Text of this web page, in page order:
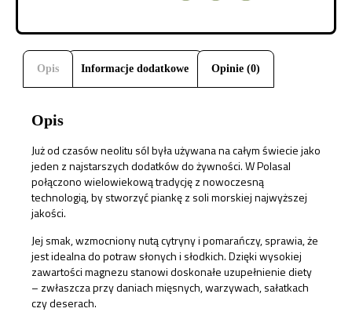
Opis Informacje dodatkowe Opinie (0)
Opis
Już od czasów neolitu sól była używana na całym świecie jako
jeden z najstarszych dodatków do żywności. W Polasal
połączono wielowiekową tradycję z nowoczesną
technologią, by stworzyć piankę z soli morskiej najwyższej
jakości.
Jej smak, wzmocniony nutą cytryny i pomarańczy, sprawia, że
jest idealna do potraw słonych i słodkich. Dzięki wysokiej
zawartości magnezu stanowi doskonałe uzupełnienie diety
– zwłaszcza przy daniach mięsnych, warzywach, sałatkach
czy deserach.